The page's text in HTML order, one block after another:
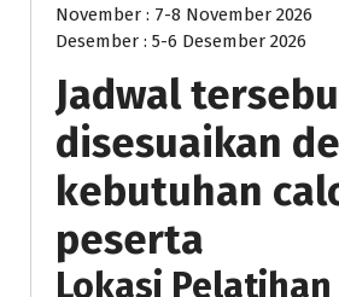
November : 7-8 November 2026
Desember : 5-6 Desember 2026
Jadwal
disesuaikan
kebutuhan
peserta
Lokasi Pelatihan